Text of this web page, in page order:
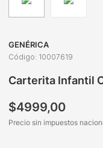
GENÉRICA
Código: 10007619
Carterita Infantil
$4999,00
Precio sin impuestos